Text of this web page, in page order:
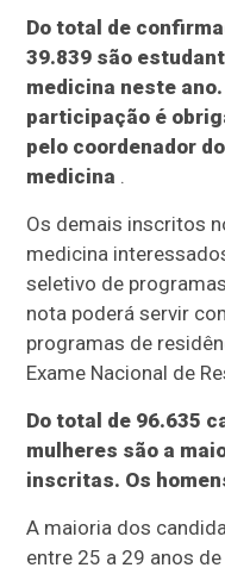
Do total de
39.839 são
medicina neste
participação é
pelo coordenador
medicina .
Os demais inscritos
medicina
seletivo de
nota poderá servir
programas de
Exame Nacional de
Do total de 96.635
mulheres são a
inscritas. Os
A maioria dos
entre 25 a 29 anos